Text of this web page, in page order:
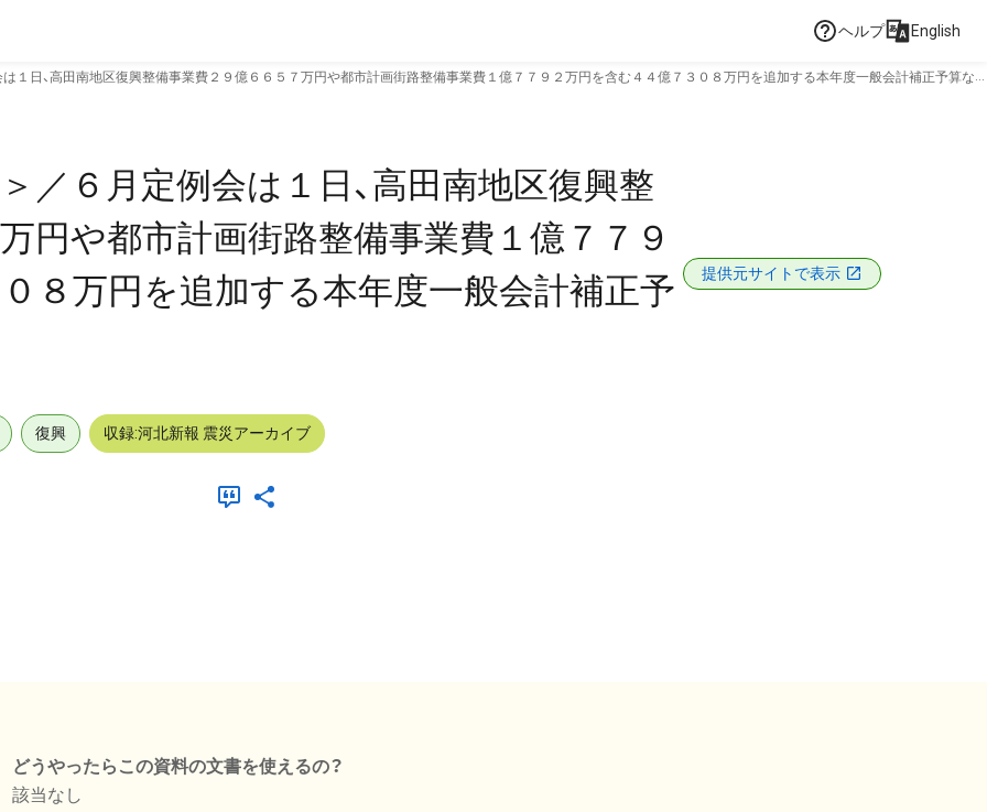
ヘルプ English
１日、高田南地区復興整備事業費２９億６６５７万円や都市計画街路整備事業費１億７７９２万円を含む４４億７３０８万円を追加する本年度一般会計補正予算な
／６月定例会は１日、高田南地区復興整
円や都市計画街路整備事業費１億７７９
８万円を追加する本年度一般会計補正予
提供元サイトで表示
復興 収録:河北新報 震災アーカイブ
どうやったらこの資料の文書を使えるの？
該当なし